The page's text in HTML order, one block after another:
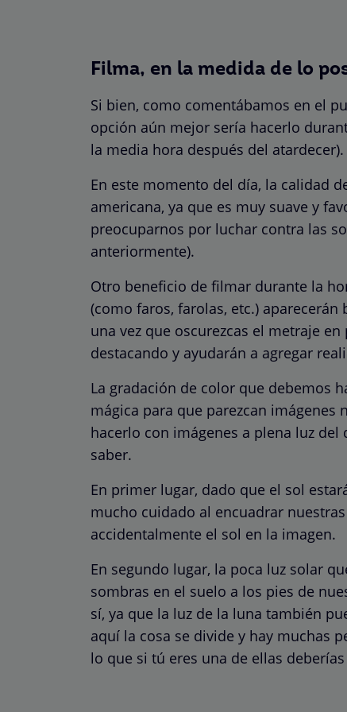
Filma, en la medida de lo
Si bien, como comentábamos en el
opción aún mejor sería hacerlo
la media hora después del atardecer).
En este momento del día, la calidad
americana, ya que es muy suave y
preocuparnos por luchar contra las
anteriormente).
Otro beneficio de filmar durante la
(como faros, farolas, etc.)
una vez que oscurezcas el metraje
destacando y ayudarán a agregar
La gradación de color que debemos
mágica para que parezcan
hacerlo con imágenes a plena luz
saber.
En primer lugar, dado que el sol
mucho cuidado al encuadrar
accidentalmente el sol en la imagen.
En segundo lugar, la poca luz solar
sombras en el suelo a los pies de
sí, ya que la luz de la luna también
aquí la cosa se divide y hay muchas
lo que si tú eres una de ellas